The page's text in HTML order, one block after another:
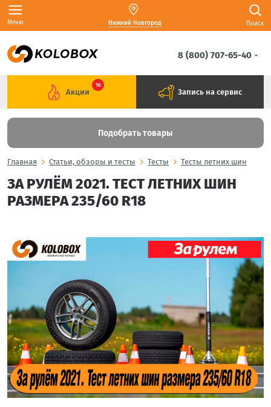
Меню Нижний Новгород Поиск
8 (800) 707-65-40
Акции
16
Запись на сервис
Подобрать товары
Главная Статьи, обзоры и тесты Тесты Тесты летних шин
ЗА РУЛЁМ 2021. ТЕСТ ЛЕТНИХ ШИН
РАЗМЕРА 235/60 R18